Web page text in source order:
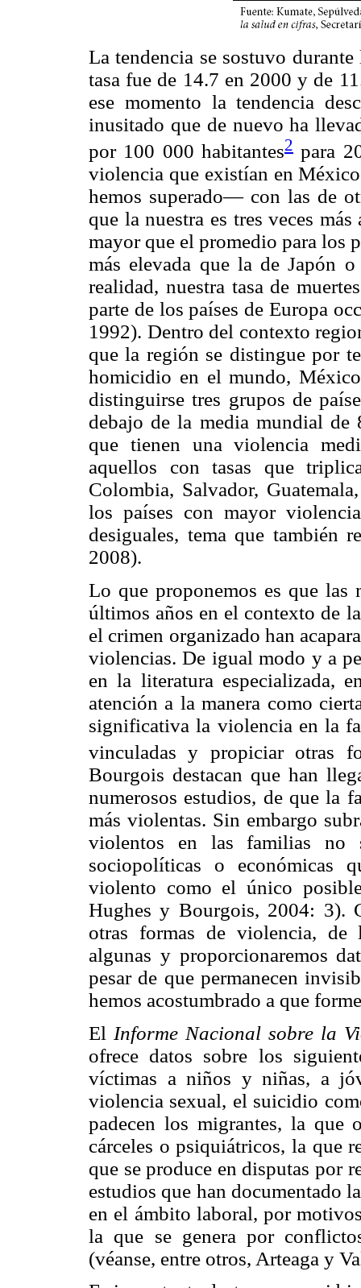
La tendencia se sostuvo
tasa fue de 14.7 en 2000 y de
ese momento la tendencia
inusitado que de nuevo ha
por 100 000 habitantes2 para
violencia que existían en
hemos superado— con las de
que la nuestra es tres veces
mayor que el promedio para los
más elevada que la de Japón
realidad, nuestra tasa de
parte de los países de Europa
1992). Dentro del contexto
que la región se distingue por
homicidio en el mundo,
distinguirse tres grupos de
debajo de la media mundial
que tienen una violencia
aquellos con tasas que
Colombia, Salvador,
los países con mayor
desiguales, tema que también
2008).
Lo que proponemos es que las
últimos años en el contexto de
el crimen organizado han
violencias. De igual modo y a
en la literatura especializada,
atención a la manera como
significativa la violencia en la
vinculadas y propiciar otras
Bourgois destacan que han
numerosos estudios, de que la
más violentas. Sin embargo
violentos en las familias no
sociopolíticas o económicas
violento como el único
Hughes y Bourgois, 2004: 3).
otras formas de violencia, de
algunas y proporcionaremos
pesar de que permanecen
hemos acostumbrado a que
El Informe Nacional sobre la
ofrece datos sobre los
víctimas a niños y niñas, a
violencia sexual, el suicidio
padecen los migrantes, la que
cárceles o psiquiátricos, la que
que se produce en disputas por
estudios que han documentado
en el ámbito laboral, por
la que se genera por
(véanse, entre otros, Arteaga y